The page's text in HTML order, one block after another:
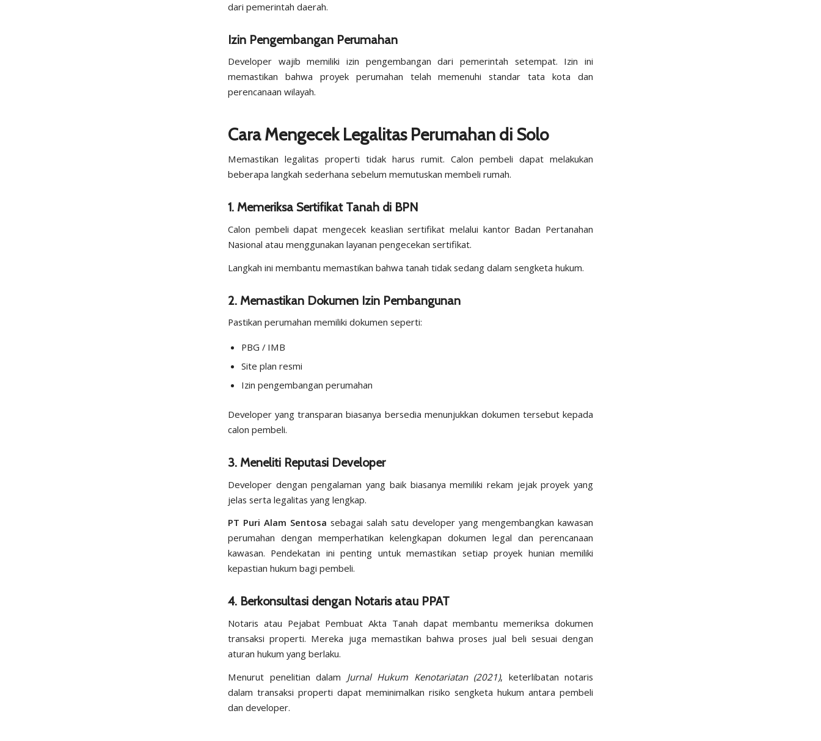
dari pemerintah daerah.
Izin Pengembangan Perumahan
Developer wajib memiliki izin pengembangan dari pemerintah setempat. Izin ini
memastikan bahwa proyek perumahan telah memenuhi standar tata kota dan
perencanaan wilayah.
Cara Mengecek Legalitas Perumahan di Solo
Memastikan legalitas properti tidak harus rumit. Calon pembeli dapat melakukan
beberapa langkah sederhana sebelum memutuskan membeli rumah.
1. Memeriksa Sertifikat Tanah di BPN
Calon pembeli dapat mengecek keaslian sertifikat melalui kantor Badan Pertanahan
Nasional atau menggunakan layanan pengecekan sertifikat.
Langkah ini membantu memastikan bahwa tanah tidak sedang dalam sengketa hukum.
2. Memastikan Dokumen Izin Pembangunan
Pastikan perumahan memiliki dokumen seperti:
PBG / IMB
Site plan resmi
Izin pengembangan perumahan
Developer yang transparan biasanya bersedia menunjukkan dokumen tersebut kepada
calon pembeli.
3. Meneliti Reputasi Developer
Developer dengan pengalaman yang baik biasanya memiliki rekam jejak proyek yang
jelas serta legalitas yang lengkap.
PT Puri Alam Sentosa sebagai salah satu developer yang mengembangkan kawasan
perumahan dengan memperhatikan kelengkapan dokumen legal dan perencanaan
kawasan. Pendekatan ini penting untuk memastikan setiap proyek hunian memiliki
kepastian hukum bagi pembeli.
4. Berkonsultasi dengan Notaris atau PPAT
Notaris atau Pejabat Pembuat Akta Tanah dapat membantu memeriksa dokumen
transaksi properti. Mereka juga memastikan bahwa proses jual beli sesuai dengan
aturan hukum yang berlaku.
Menurut penelitian dalam Jurnal Hukum Kenotariatan (2021), keterlibatan notaris
dalam transaksi properti dapat meminimalkan risiko sengketa hukum antara pembeli
dan developer.